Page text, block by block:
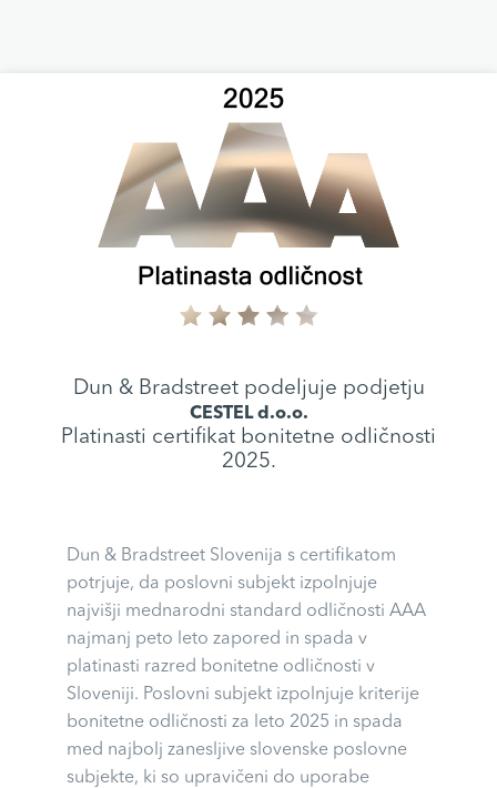
Dun & Bradstreet podeljuje podjetju
CESTEL d.o.o.
Platinasti certifikat bonitetne odličnosti
2025.
Dun & Bradstreet Slovenija s certifikatom
potrjuje, da poslovni subjekt izpolnjuje
najvišji mednarodni standard odličnosti AAA
najmanj peto leto zapored in spada v
platinasti razred bonitetne odličnosti v
Sloveniji. Poslovni subjekt izpolnjuje kriterije
bonitetne odličnosti za leto 2025 in spada
med najbolj zanesljive slovenske poslovne
subjekte, ki so upravičeni do uporabe